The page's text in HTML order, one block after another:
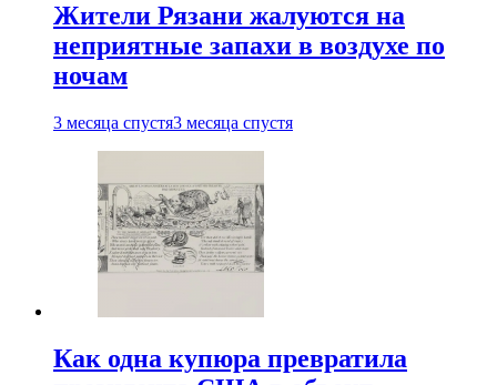
Жители Рязани жалуются на
неприятные запахи в воздухе по
ночам
3 месяца спустя3 месяца спустя
Как одна купюра превратила